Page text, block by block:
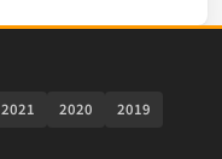
2021 2020
2019